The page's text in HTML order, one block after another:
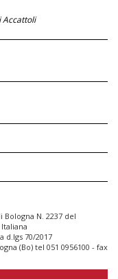
Accattoli
N. 2237 del
70/2017
(Bo) tel 051 0956100 - fax